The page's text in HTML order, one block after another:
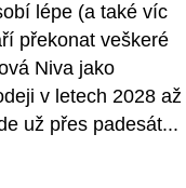
lépe (a také víc
překonat veškeré
Niva jako
v letech 2028 až
už přes padesát...